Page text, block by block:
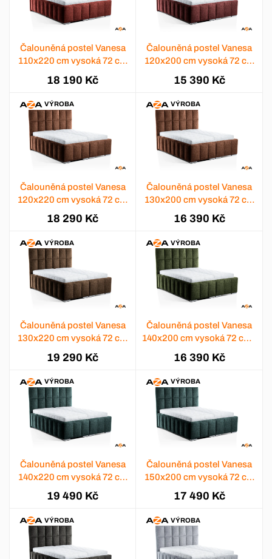
Čalouněná postel Vanesa
110x220 cm vysoká 72 cm
- výběr barev
18 190 Kč
Čalouněná postel Vanesa
120x200 cm vysoká 72 cm
- výběr barev
15 390 Kč
VÝROBA
Čalouněná postel Vanesa
120x220 cm vysoká 72 cm
- výběr barev
18 290 Kč
VÝROBA
Čalouněná postel Vanesa
130x200 cm vysoká 72 cm
- výběr barev
16 390 Kč
VÝROBA
Čalouněná postel Vanesa
130x220 cm vysoká 72 cm
- výběr barev
19 290 Kč
VÝROBA
Čalouněná postel Vanesa
140x200 cm vysoká 72 cm -
výběr barev
16 390 Kč
VÝROBA
Čalouněná postel Vanesa
140x220 cm vysoká 72 cm
- výběr barev
19 490 Kč
VÝROBA
Čalouněná postel Vanesa
150x200 cm vysoká 72 cm
- výběr barev
17 490 Kč
VÝROBA VÝROBA